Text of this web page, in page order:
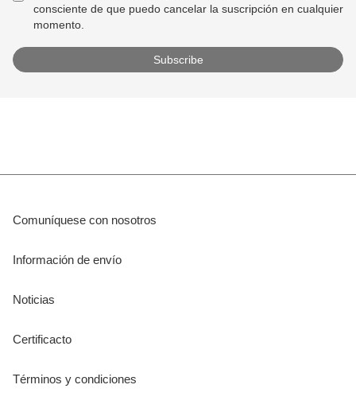
consciente de que puedo cancelar la suscripción en cualquier
momento.
Comuníquese con nosotros
Información de envío
Noticias
Certificacto
Términos y condiciones